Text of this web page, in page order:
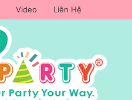
Video Liên Hệ